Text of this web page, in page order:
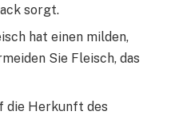
sorgt.
hat einen milden,
Sie Fleisch, das
die Herkunft des